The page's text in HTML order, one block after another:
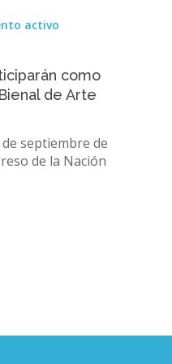
activo
como
de Arte
septiembre de
de la Nación